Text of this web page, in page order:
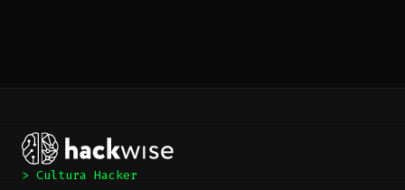
> Cultura Hacker